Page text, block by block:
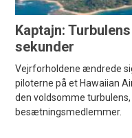
Kaptajn:
sekunder
Vejrforholdene ændrede
piloterne på et Hawaiian
den voldsomme
besætningsmedlemmer.